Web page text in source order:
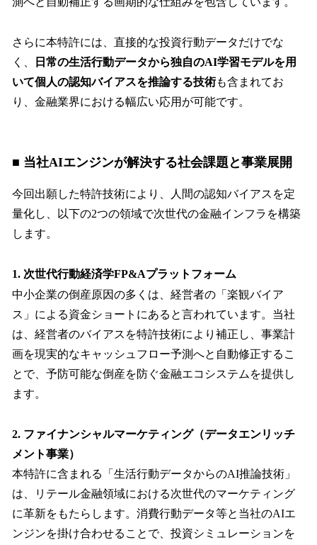
さらに本特許には、直接的な投資行動データだけでな
く、
日常の生活行動データから独自のAI学習モデルを用
いて個人の認知バイアスを推論する技術も含まれてお
り、金融業界における幅広い応用が可能です。
■ 当社AIエンジンが解決する社会課題と事業展開
今回出願した特許技術により、人間の認知バイアスを定
量化し、以下の2つの領域で次世代の金融インフラを構築
します。
1. 次世代行動経済学FP&Aプラットフォーム
中小企業の倒産原因の多くは、経営者の「楽観バイア
ス」による資金ショートにあると言われています。当社
は、経営者のバイアスを特許技術により補正し、事業計
画を現実的なキャッシュフロー予測へと自動修正するこ
とで、予防可能な倒産を防ぐ金融エコシステムを提供し
ます。
2. ファイナンシャルマーケティング（データエンリッチ
メント事業）
本特許に含まれる「生活行動データからのAI推論技術」
は、リテール金融領域における次世代のマーケティング
に革新をもたらします。消費行動データ等と当社のAIエ
ンジンを掛け合わせることで、投資シミュレーションを